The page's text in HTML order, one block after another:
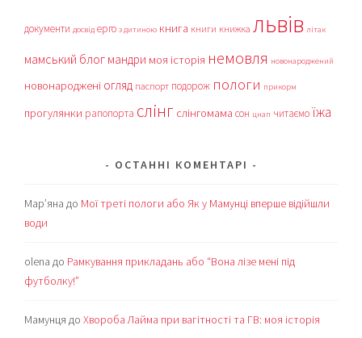
документи досвід ерго з дитиною книга книги книжка львів літак
мамський блог мандри моя історія немовля новонароджений
новонароджені огляд паспорт подорож пологи прикорм
прогулянки рапопорта слінг слінгомама сон цнап читаємоїжа
ОСТАННІ КОМЕНТАРІ
Мар’яна до Мої треті пологи або Як у Мамунці вперше відійшли
води
olena до Рамкування прикладань або “Вона лізе мені під
футболку!”
Мамунця доХвороба Лайма при вагітності та ГВ: моя історія